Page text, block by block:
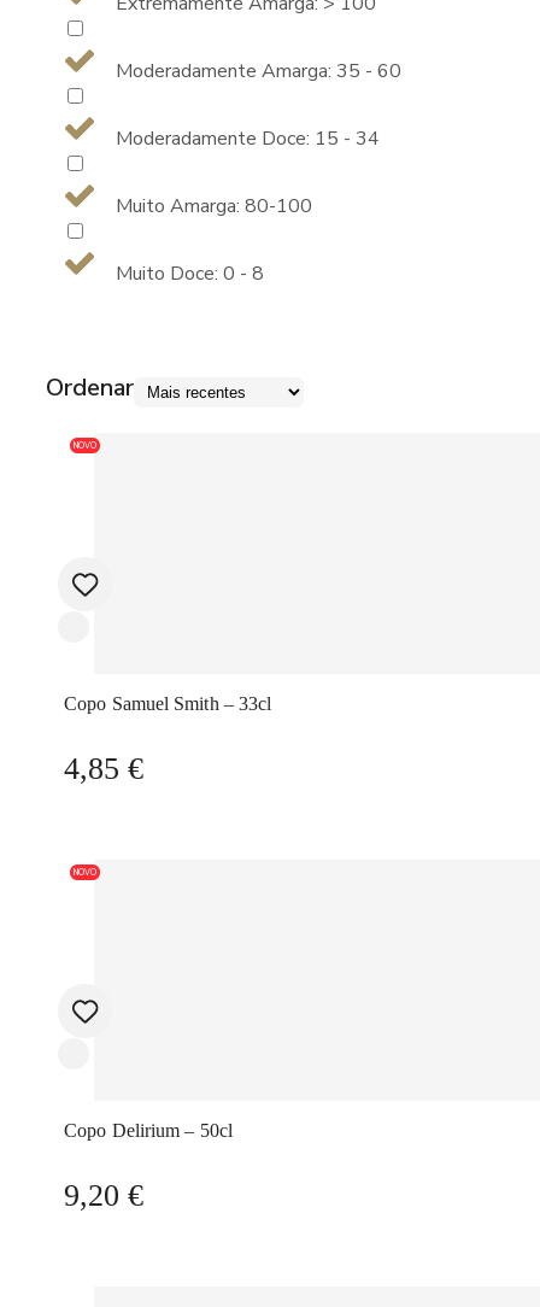
Moderadamente Amarga: 35 - 60
Moderadamente Doce: 15 - 34
Muito Amarga: 80-100
Muito Doce: 0 - 8
Ordenar
NOVO
Copo Samuel Smith – 33cl
4,85 €
NOVO
Copo Delirium – 50cl
9,20 €